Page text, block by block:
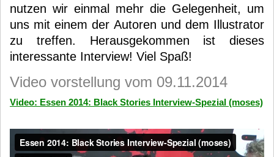
nutzen wir einmal mehr die Gelegenheit, um
uns mit einem der Autoren und dem Illustrator
zu treffen. Herausgekommen ist dieses
interessante Interview! Viel Spaß!
Video vorstellung vom 09.11.2014
Video: Essen 2014: Black Stories Interview-Spezial (moses)